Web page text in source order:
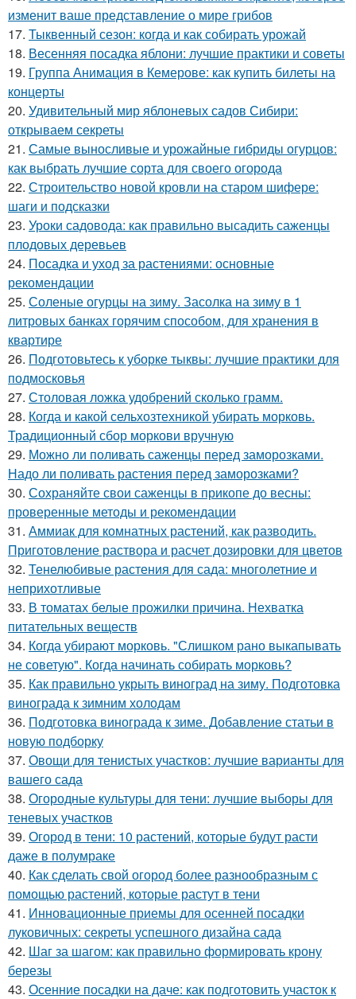
изменит ваше представление о мире грибов
17. Тыквенный сезон: когда и как собирать урожай
18. Весенняя посадка яблони: лучшие практики и советы
19. Группа Анимация в Кемерове: как купить билеты на
концерты
20. Удивительный мир яблоневых садов Сибири:
открываем секреты
21. Самые выносливые и урожайные гибриды огурцов:
как выбрать лучшие сорта для своего огорода
22. Строительство новой кровли на старом шифере:
шаги и подсказки
23. Уроки садовода: как правильно высадить саженцы
плодовых деревьев
24. Посадка и уход за растениями: основные
рекомендации
25. Соленые огурцы на зиму. Засолка на зиму в 1
литровых банках горячим способом, для хранения в
квартире
26. Подготовьтесь к уборке тыквы: лучшие практики для
подмосковья
27. Столовая ложка удобрений сколько грамм.
28. Когда и какой сельхозтехникой убирать морковь.
Традиционный сбор моркови вручную
29. Можно ли поливать саженцы перед заморозками.
Надо ли поливать растения перед заморозками?
30. Сохраняйте свои саженцы в прикопе до весны:
проверенные методы и рекомендации
31. Аммиак для комнатных растений, как разводить.
Приготовление раствора и расчет дозировки для цветов
32. Тенелюбивые растения для сада: многолетние и
неприхотливые
33. В томатах белые прожилки причина. Нехватка
питательных веществ
34. Когда убирают морковь. "Слишком рано выкапывать
не советую". Когда начинать собирать морковь?
35. Как правильно укрыть виноград на зиму. Подготовка
винограда к зимним холодам
36. Подготовка винограда к зиме. Добавление статьи в
новую подборку
37. Овощи для тенистых участков: лучшие варианты для
вашего сада
38. Огородные культуры для тени: лучшие выборы для
теневых участков
39. Огород в тени: 10 растений, которые будут расти
даже в полумраке
40. Как сделать свой огород более разнообразным с
помощью растений, которые растут в тени
41. Инновационные приемы для осенней посадки
луковичных: секреты успешного дизайна сада
42. Шаг за шагом: как правильно формировать крону
березы
43. Осенние посадки на даче: как подготовить участок к